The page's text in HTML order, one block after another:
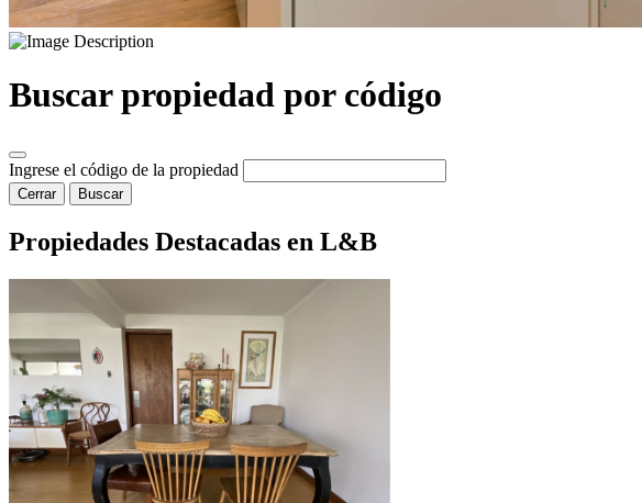
Buscar propiedad por código
Ingrese el código de la propiedad
Cerrar Buscar
Propiedades Destacadas en L&B